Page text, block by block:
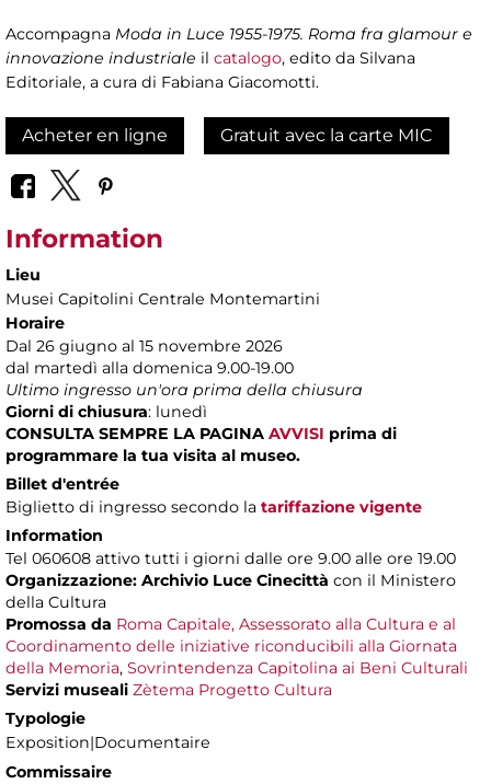
Accompagna Moda in Luce 1955-1975. Roma fra glamour e
innovazione industriale il catalogo, edito da Silvana
Editoriale, a cura di Fabiana Giacomotti.
Acheter en ligne Gratuit avec la carte MIC
Information
Lieu
Musei Capitolini Centrale Montemartini
Horaire
Dal 26 giugno al 15 novembre 2026
dal martedì alla domenica 9.00-19.00
Ultimo ingresso un'ora prima della chiusura
Giorni di chiusura: lunedì
CONSULTA SEMPRE LA PAGINA AVVISI prima di
programmare la tua visita al museo.
Billet d'entrée
Biglietto di ingresso secondo la tariffazione vigente
Information
Tel 060608 attivo tutti i giorni dalle ore 9.00 alle ore 19.00
Organizzazione: Archivio Luce Cinecittà con il Ministero
della Cultura
Promossa da Roma Capitale, Assessorato alla Cultura e al
Coordinamento delle iniziative riconducibili alla Giornata
della Memoria, Sovrintendenza Capitolina ai Beni Culturali
Servizi museali Zètema Progetto Cultura
Typologie
Exposition|Documentaire
Commissaire